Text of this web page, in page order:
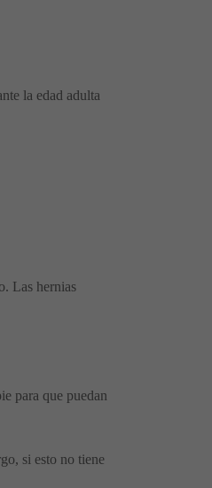
la edad adulta
Las hernias
para que puedan
si esto no tiene